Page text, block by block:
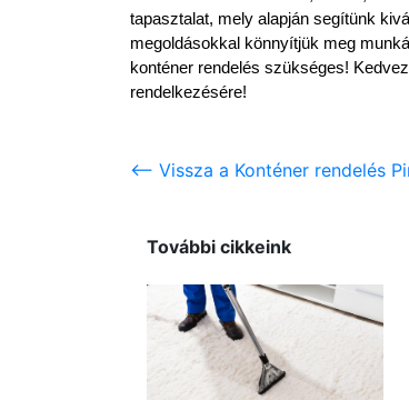
tapasztalat, mely alapján segítünk
megoldásokkal könnyítjük meg
konténer rendelés szükséges!
rendelkezésére!
<-- Vissza a Konténer rendelés
További cikkeink